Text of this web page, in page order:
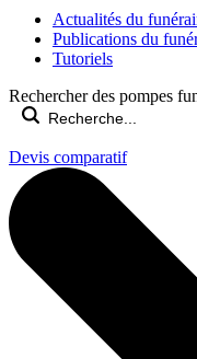
Actualités du
Publications du
Tutoriels
Rechercher des pompes
Devis comparatif